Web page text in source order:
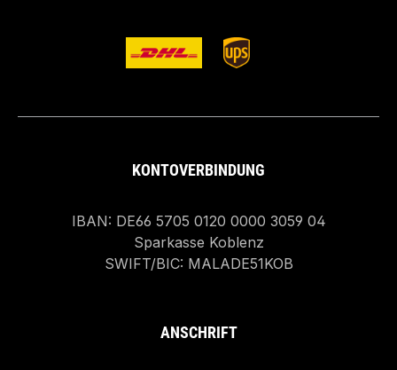
KONTOVERBINDUNG
IBAN: DE66 5705 0120 0000 3059 04
Sparkasse Koblenz
SWIFT/BIC: MALADE51KOB
ANSCHRIFT